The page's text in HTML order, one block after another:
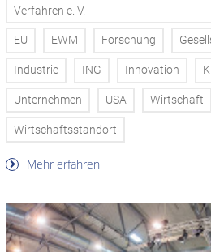
Verfahren e. V.
EU EWM Forschung
Industrie ING Innovation
Unternehmen USA Wirtschaft
Wirtschaftsstandort
Mehr erfahren